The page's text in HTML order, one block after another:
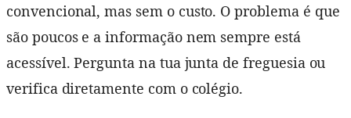
convencional, mas sem o custo. O problema é que
são poucos e a informação nem sempre está
acessível. Pergunta na tua junta de freguesia ou
verifica diretamente com o colégio.